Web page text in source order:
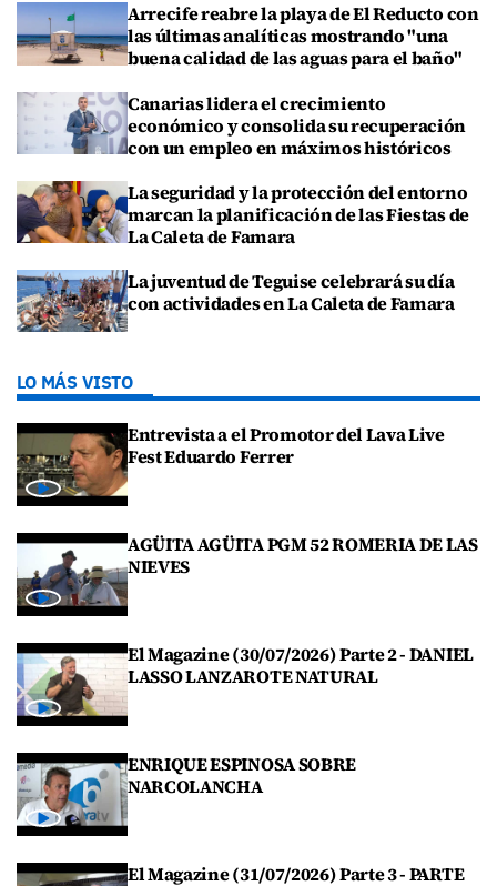
Arrecife reabre la playa de El Reducto con
las últimas analíticas mostrando "una
buena calidad de las aguas para el baño"
Canarias lidera el crecimiento
económico y consolida su recuperación
con un empleo en máximos históricos
La seguridad y la protección del entorno
marcan la planificación de las Fiestas de
La Caleta de Famara
La juventud de Teguise celebrará su día
con actividades en La Caleta de Famara
LO MÁS VISTO
Entrevista a el Promotor del Lava Live
Fest Eduardo Ferrer
AGÜITA AGÜITA PGM 52 ROMERIA DE LAS
NIEVES
El Magazine (30/07/2026) Parte 2 - DANIEL
LASSO LANZAROTE NATURAL
ENRIQUE ESPINOSA SOBRE
NARCOLANCHA
El Magazine (31/07/2026) Parte 3 - PARTE